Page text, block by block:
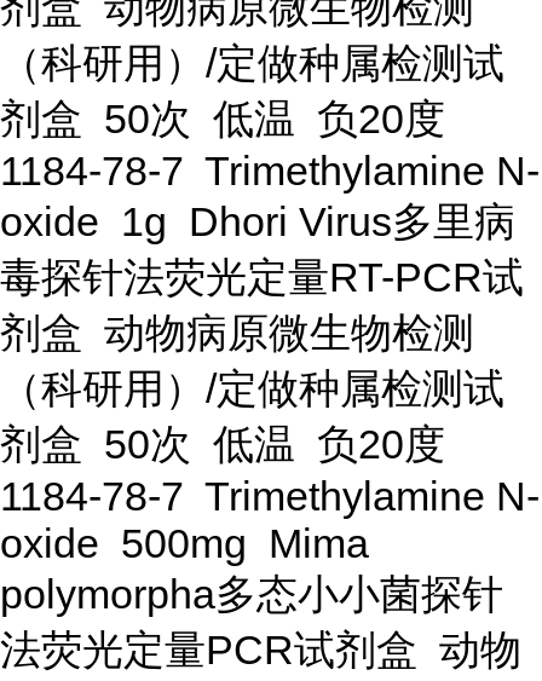
（科研用）/定做种属检测试
剂盒 50次 低温 负20度
1184-78-7 Trimethylamine N-
oxide 1g Dhori Virus多里病
毒探针法荧光定量RT-PCR试
剂盒 动物病原微生物检测
（科研用）/定做种属检测试
剂盒 50次 低温 负20度
1184-78-7 Trimethylamine N-
oxide 500mg Mima
polymorpha多态小小菌探针
法荧光定量PCR试剂盒 动物